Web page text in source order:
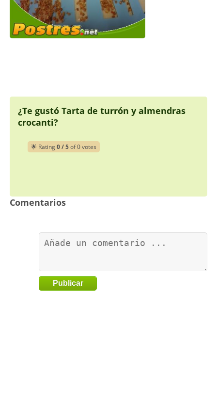
¿Te gustó Tarta de turrón y almendras
crocanti?
🌟 Rating0 / 5of 0 votes
Comentarios
Publicar